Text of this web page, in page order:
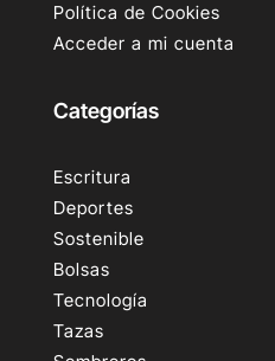
Política de Cookies
Acceder a mi cuenta
Categorías
Escritura
Deportes
Sostenible
Bolsas
Tecnología
Tazas